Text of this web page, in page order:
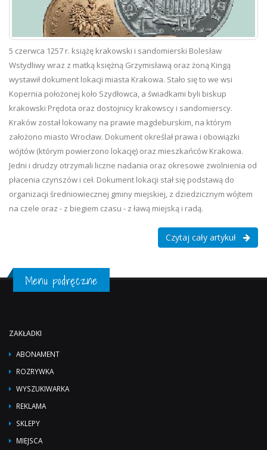
5 czerwca 1257 r. książę krakowski i sandomierski Bolesław
Wstydliwy wraz z matką księżną Grzymisławą oraz żoną Kingą
wystawił dokument lokacji miasta Krakowa. Stało się to we wsi
Kopernia położonej koło Szydłowca, a świadkami byli biskup
krakowski Prędota oraz dostojnicy krakowscy i sandomierscy.
Kraków został lokowany na prawie magdeburskim, na którym
założono miasto Wrocław. Dokument określał prawa i obowiązki
wójtów (którym powierzono lokację) oraz mieszkańców Krakowa.
Jedni i drudzy otrzymali liczne nadania oraz okresowe zwolnienia od
płacenia czynszów i ceł. Dokument lokacji stał się podstawą do
organizacji średniowiecznej gminy miejskiej, z dziedzicznym wójtem
na czele oraz - z biegiem czasu - z ławą miejską i radą.
Czytaj cały artykuł
Menu podręczne
ZAKŁADKI
ABONAMENT
ROZRYWKA
WYSZUKIWARKA
REKLAMA
SKLEPY
MIEJSCA